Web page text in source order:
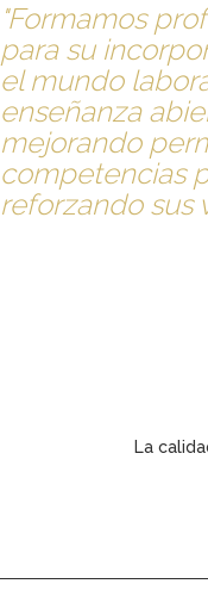
"Formamos
para su
el mundo
enseñanza
mejorando
competencias
reforzando sus
La